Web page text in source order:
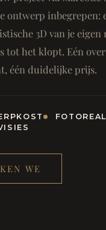
ontwerp inbegrepen:
3D van je
tot het klopt. Eén
één duidelijke prijs.
WE